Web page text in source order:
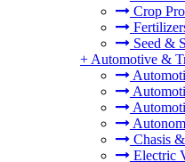
Crop
Seed &
+ Automotive &
Chasis
Electric